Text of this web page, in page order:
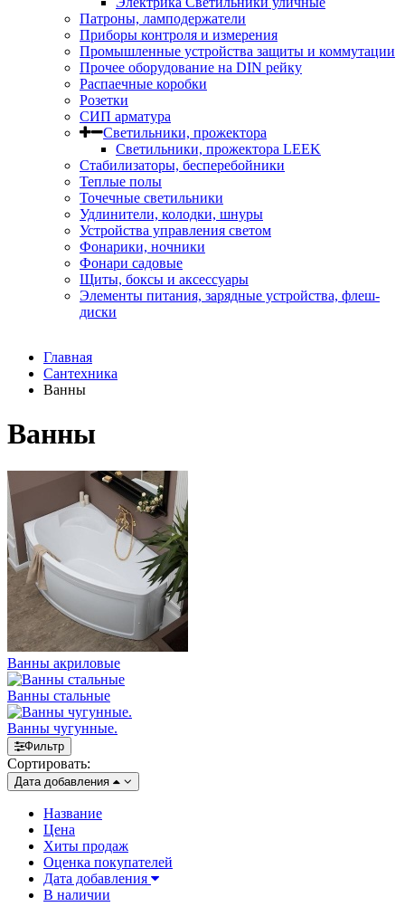
Патроны, ламподержатели
Приборы контроля и измерения
Промышленные устройства защиты и коммутации
Прочее оборудование на DIN рейку
Распаечные коробки
Розетки
СИП арматура
Светильники, прожектора
Светильники, прожектора LEEK
Стабилизаторы, бесперебойники
Теплые полы
Точечные светильники
Удлинители, колодки, шнуры
Устройства управления светом
Фонарики, ночники
Фонари садовые
Щиты, боксы и аксессуары
Элементы питания, зарядные устройства, флеш-
диски
Главная
Сантехника
Ванны
Ванны
Ванны акриловые
Ванны стальные
Ванны чугунные.
Фильтр
Сортировать:
Дата добавления
Название
Цена
Хиты продаж
Оценка покупателей
Дата добавления
В наличии